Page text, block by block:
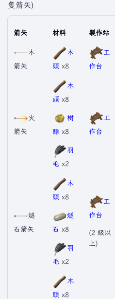
隻箭矢)
箭矢 材料 製作站
木
箭矢
木
頭 x8
工
作台
火
箭矢
木
頭 x8
樹
酯 x8
羽
毛 x2
工
作台
燧
石箭矢
木
頭 x8
燧
石 x8
羽
毛 x2
工
作台
(2 級以
上)
木
頭 x8